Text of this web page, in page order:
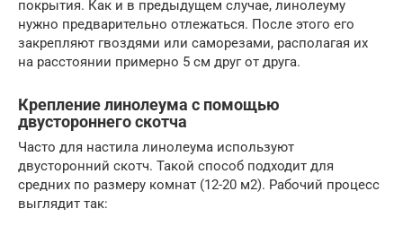
покрытия. Как и в предыдущем случае, линолеуму
нужно предварительно отлежаться. После этого его
закрепляют гвоздями или саморезами, располагая их
на расстоянии примерно 5 см друг от друга.
Крепление линолеума с помощью
двустороннего скотча
Часто для настила линолеума используют
двусторонний скотч. Такой способ подходит для
средних по размеру комнат (12-20 м2). Рабочий процесс
выглядит так: